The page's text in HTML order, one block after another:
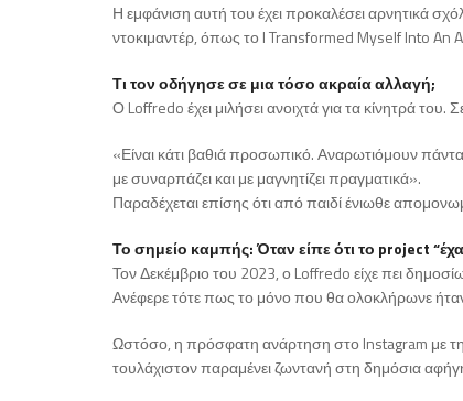
Η εμφάνιση αυτή του έχει προκαλέσει αρνητικά
ντοκιμαντέρ, όπως το I Transformed Myself Into An
Τι τον οδήγησε σε μια τόσο ακραία αλλαγή;
Ο Loffredo έχει μιλήσει ανοιχτά για τα κίνητρά του.
«Είναι κάτι βαθιά προσωπικό. Αναρωτιόμουν
με συναρπάζει και με μαγνητίζει πραγματικά».
Παραδέχεται επίσης ότι από παιδί ένιωθε
Το σημείο καμπής: Όταν είπε ότι το project
Τον Δεκέμβριο του 2023, ο Loffredo είχε πει
Ανέφερε τότε πως το μόνο που θα ολοκλήρωνε
Ωστόσο, η πρόσφατη ανάρτηση στο Instagram με τη
τουλάχιστον παραμένει ζωντανή στη δημόσια